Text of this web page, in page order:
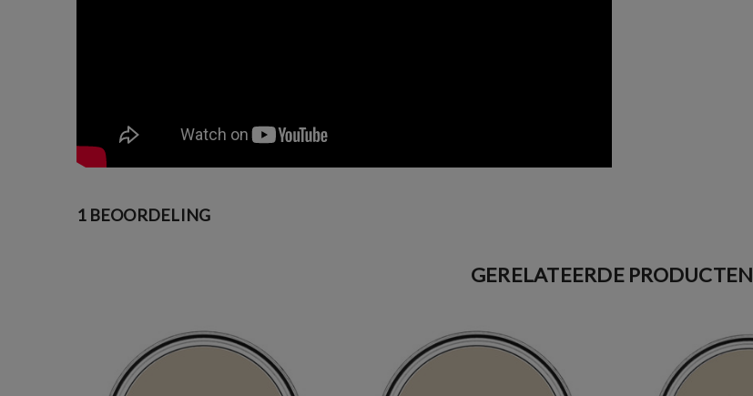
1 BEOORDELING
GERELATEERDE PRODUCTEN